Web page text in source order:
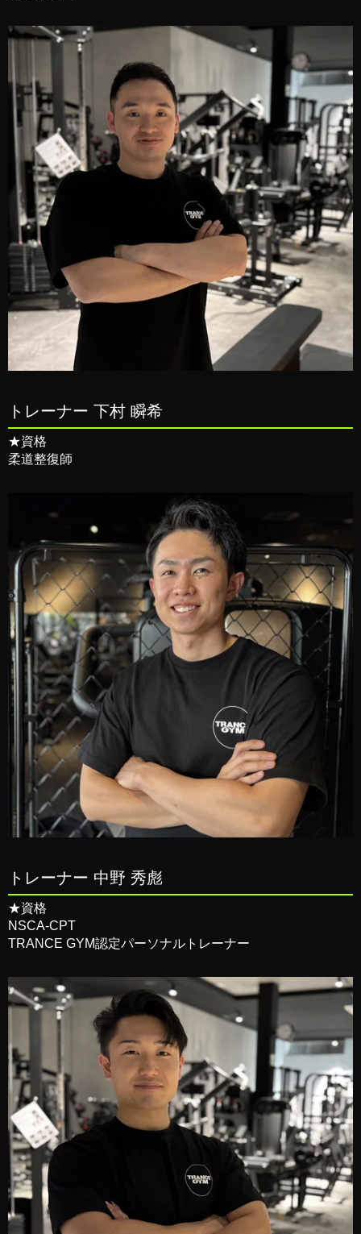
トレーナー 下村 瞬希
★資格
柔道整復師
トレーナー 中野 秀彪
★資格
NSCA-CPT
TRANCE GYM認定パーソナルトレーナー